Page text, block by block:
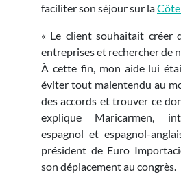
faciliter son séjour sur laCôte
« Le client souhaitait créer
entreprises et rechercher de
À cette fin, mon aide lui
éviter tout malentendu au
des accords et trouver ce
explique Maricarmen,
espagnol et espagnol-
président de Euro
son déplacement au congrès.